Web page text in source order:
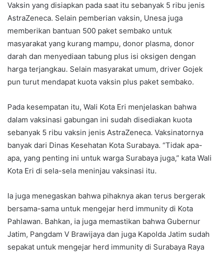
Vaksin yang disiapkan pada saat itu sebanyak 5 ribu jenis
AstraZeneca. Selain pemberian vaksin, Unesa juga
memberikan bantuan 500 paket sembako untuk
masyarakat yang kurang mampu, donor plasma, donor
darah dan menyediaan tabung plus isi oksigen dengan
harga terjangkau. Selain masyarakat umum, driver Gojek
pun turut mendapat kuota vaksin plus paket sembako.
Pada kesempatan itu, Wali Kota Eri menjelaskan bahwa
dalam vaksinasi gabungan ini sudah disediakan kuota
sebanyak 5 ribu vaksin jenis AstraZeneca. Vaksinatornya
banyak dari Dinas Kesehatan Kota Surabaya. “Tidak apa-
apa, yang penting ini untuk warga Surabaya juga,” kata Wali
Kota Eri di sela-sela meninjau vaksinasi itu.
Ia juga menegaskan bahwa pihaknya akan terus bergerak
bersama-sama untuk mengejar herd immunity di Kota
Pahlawan. Bahkan, ia juga memastikan bahwa Gubernur
Jatim, Pangdam V Brawijaya dan juga Kapolda Jatim sudah
sepakat untuk mengejar herd immunity di Surabaya Raya